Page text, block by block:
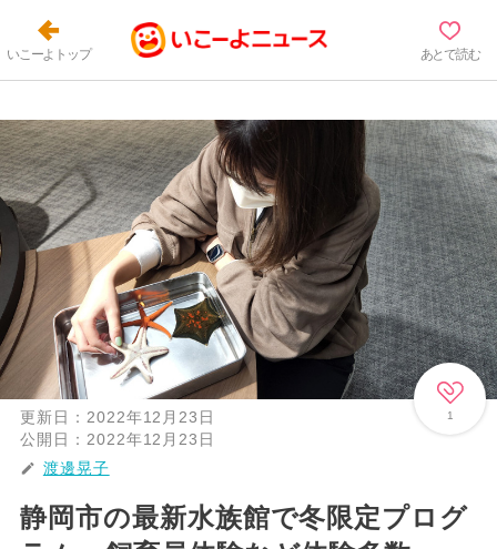
いこーよトップ あとで読む
1
更新日： 2022年12月23日
公開日： 2022年12月23日
渡邊晃子
静岡市の最新水族館で冬限定プログ